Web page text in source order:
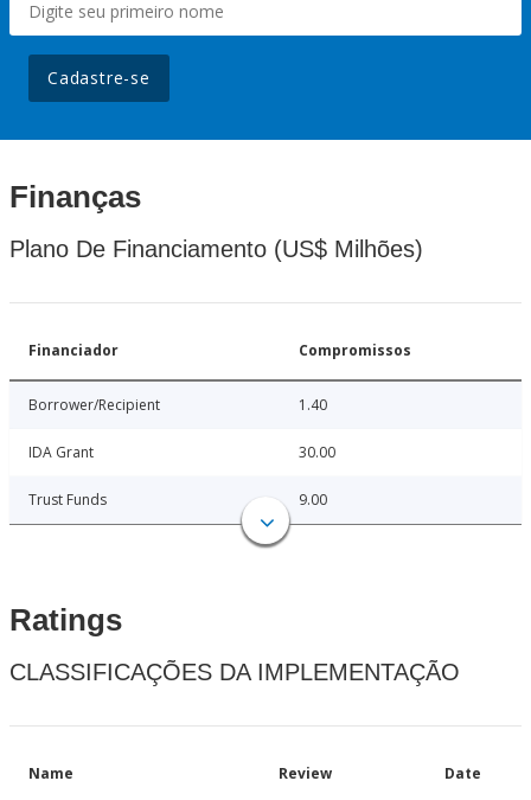
Cadastre-se
Finanças
Plano De Financiamento (US$ Milhões)
Financiador Compromissos
Borrower/Recipient 1.40
IDA Grant 30.00
Trust Funds 9.00
Ratings
CLASSIFICAÇÕES DA IMPLEMENTAÇÃO
Name Review Date